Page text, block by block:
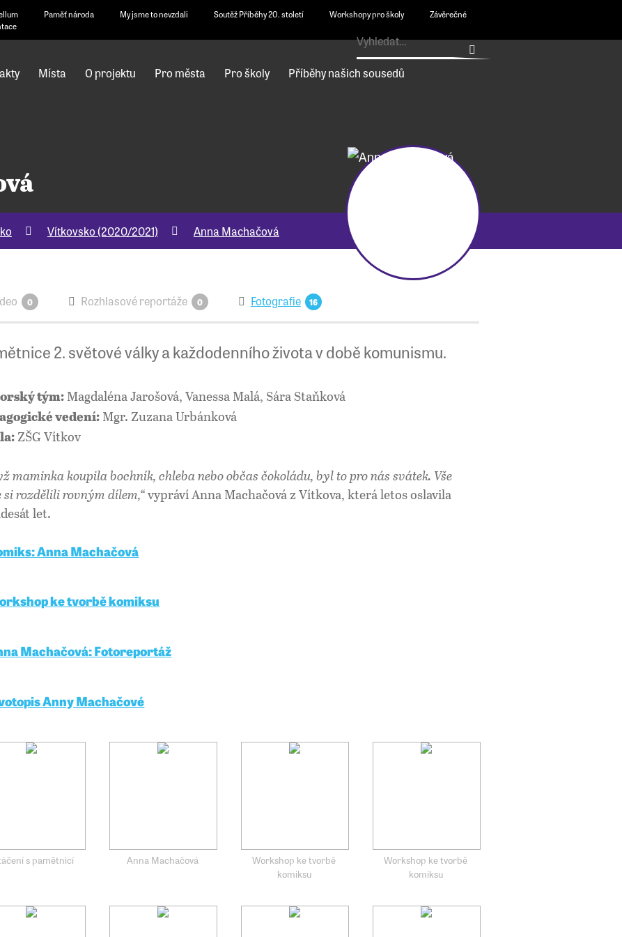
Paměť národa My jsme to nevzdali Soutěž Příběhy 20. století Workshopy pro školy
Závěrečné
Místa O projektu Pro města Pro školy Příběhy našich sousedů
Vítkovsko (2020/2021) Anna Machačová
0 Rozhlasové reportáže 0 Fotografie 16
2. světové války a každodenního života v době komunismu.
tým: Magdaléna Jarošová, Vanessa Malá, Sára Staňková
vedení: Mgr. Zuzana Urbánková
ZŠG Vítkov
maminka koupila bochník, chleba nebo občas čokoládu, byl to pro nás svátek. Vše
si rozdělili rovným dílem,“vypráví Anna Machačová z Vítkova, která letos oslavila
let.
Anna Machačová
ke tvorbě komiksu
Machačová: Fotoreportáž
Anny Machačové
s pamětnicí Anna Machačová
Workshop ke tvorbě
komiksu
Workshop ke tvorbě
komiksu